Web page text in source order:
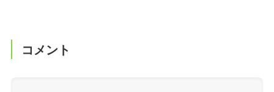
コメント